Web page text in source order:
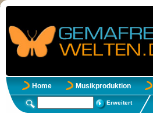
Home Musikproduktion
Erweitert